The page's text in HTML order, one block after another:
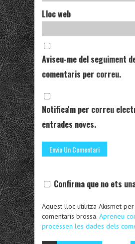
Lloc web
Aviseu-me del seguiment
comentaris per correu.
Notifica'm per correu
entrades noves.
Confirma que no ets
Aquest lloc utilitza Akismet
comentaris brossa. Apreneu
processen les dades dels